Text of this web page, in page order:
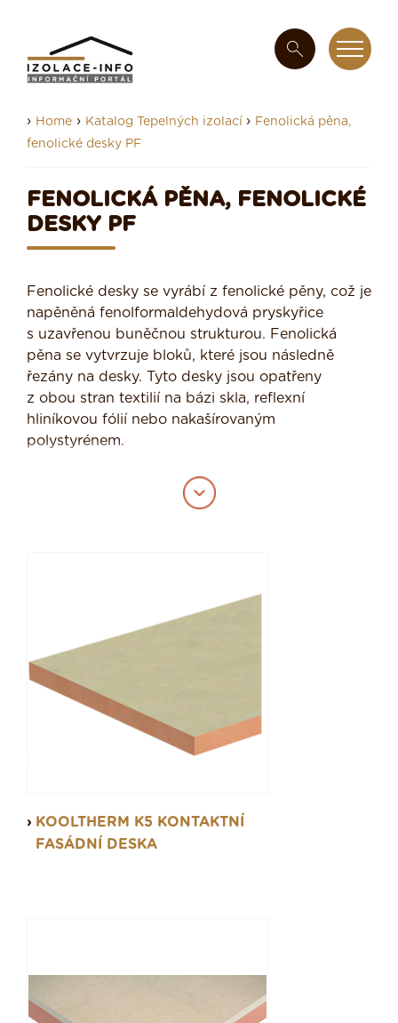
› Home › Katalog Tepelných izolací › Fenolická pěna,
fenolické desky PF
FENOLICKÁ PĚNA, FENOLICKÉ
DESKY PF
Fenolické desky se vyrábí z fenolické pěny, což je
napěněná fenolformaldehydová pryskyřice
s uzavřenou buněčnou strukturou. Fenolická
pěna se vytvrzuje bloků, které jsou následně
řezány na desky. Tyto desky jsou opatřeny
z obou stran textilií na bázi skla, reflexní
hliníkovou fólií nebo nakašírovaným
polystyrénem.
zateplení fasád, s výhodou u rekonstrukcí či
v detailech, kde není místo na velkou tloušťku
Oproti materiálům PUR a PIR má lepší
tepelněizolační vlastnosti a reakci na oheň.
KOOLTHERM K5 KONTAKTNÍ
FASÁDNÍ DESKA